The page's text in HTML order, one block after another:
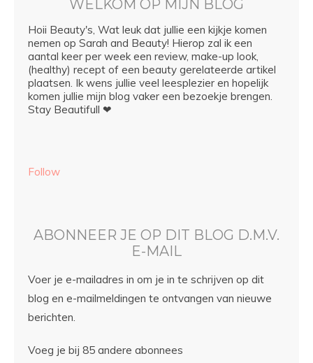
WELKOM OP MIJN BLOG
Hoii Beauty's, Wat leuk dat jullie een kijkje komen
nemen op Sarah and Beauty! Hierop zal ik een
aantal keer per week een review, make-up look,
(healthy) recept of een beauty gerelateerde artikel
plaatsen. Ik wens jullie veel leesplezier en hopelijk
komen jullie mijn blog vaker een bezoekje brengen.
Stay Beautifull ❤
Follow
ABONNEER JE OP DIT BLOG D.M.V.
E-MAIL
Voer je e-mailadres in om je in te schrijven op dit
blog en e-mailmeldingen te ontvangen van nieuwe
berichten.
Voeg je bij 85 andere abonnees